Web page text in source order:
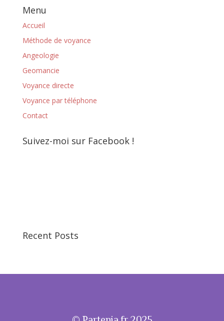
Menu
Accueil
Méthode de voyance
Angeologie
Geomancie
Voyance directe
Voyance par téléphone
Contact
Suivez-moi sur Facebook !
Recent Posts